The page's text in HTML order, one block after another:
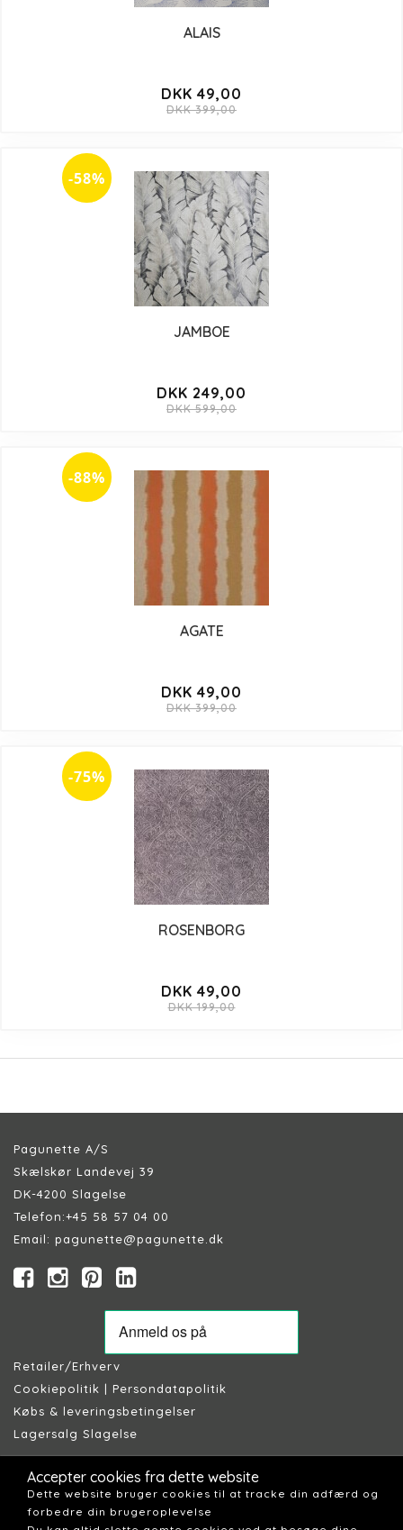
ALAIS
DKK 49,00
DKK 399,00
-58%
JAMBOE
DKK 249,00
DKK 599,00
-88%
AGATE
DKK 49,00
DKK 399,00
-75%
ROSENBORG
DKK 49,00
DKK 199,00
Pagunette A/S
Skælskør Landevej 39
DK-4200 Slagelse
Telefon:+45 58 57 04 00
Email: pagunette@pagunette.dk
Retailer/Erhverv
Cookiepolitik | Persondatapolitik
Købs & leveringsbetingelser
Lagersalg Slagelse
Accepter cookies fra dette website
Dette website bruger cookies til at tracke din adfærd og
forbedre din brugeroplevelse